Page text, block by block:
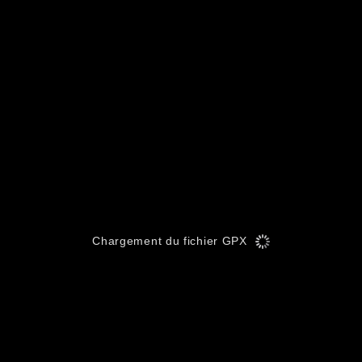
Chargement du fichier GPX